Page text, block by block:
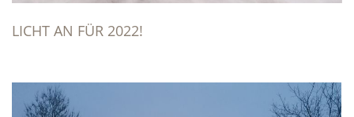
LICHT AN FÜR 2022!